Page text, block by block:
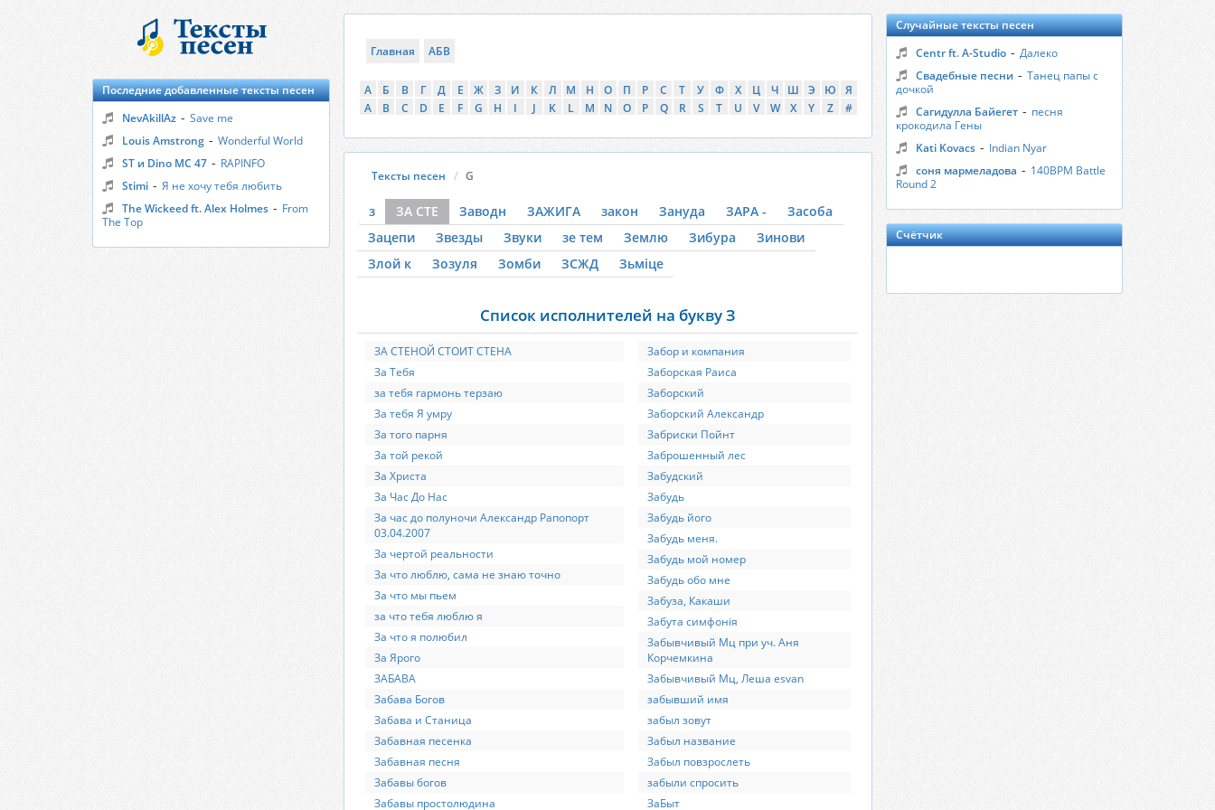
Главная АБВ
А Б В Г Д Е Ж З И К Л М Н О П Р С Т У Ф Х Ц Ч Ш Э Ю
Я
A
B C D E F G H I J K L M N O P Q R S T U V W X Y Z #
Тексты песен G
з ЗА СТЕ Заводн ЗАЖИГА закон Зануда ЗАРА -
Засоба
Зацепи
Звезды Звуки зе тем Землю Зибура
Зинови
Злой к
Зозуля Зомби ЗСЖД Зьміце
Список исполнителей на букву З
ЗА СТЕНОЙ СТОИТ СТЕНА
За Тебя
за тебя гармонь терзаю
За тебя Я умру
За того парня
За той рекой
За Христа
За Час До Нас
За час до полуночи Александр Рапопорт
03.04.2007
За чертой реальности
За что люблю, сама не знаю точно
За что мы пьем
за что тебя люблю я
За что я полюбил
За Ярого
ЗАБАВА
Забава Богов
Забава и Станица
Забавная песенка
Забавная песня
Забавы богов
Забавы простолюдина
Забор и компания
Заборская Раиса
Заборский
Заборский Александр
Забриски Пойнт
Заброшенный лес
Забудский
Забудь
Забудь його
Забудь меня.
Забудь мой номер
Забудь обо мне
Забуза, Какаши
Забута симфонія
Забывчивый Мц при уч. Аня
Корчемкина
Забывчивый Мц, Леша esvan
забывший имя
забыл зовут
Забыл название
Забыл повзрослеть
забыли спросить
ЗаБыт
Последние добавленные тексты песен
NevAkillAz - Save me
Louis Amstrong - Wonderful World
ST и Dino MC 47 - RAPINFO
Stimi - Я не хочу тебя любить
The Wickeed ft. Alex Holmes - From
The Top
Случайные тексты песен
Centr ft. A-Studio - Далеко
Свадебные песни - Танец папы с
дочкой
Сагидулла Байегет - песня
крокодила Гены
Kati Kovacs - Indian Nyar
соня мармеладова - 140BPM Battle
Round 2
Счётчик